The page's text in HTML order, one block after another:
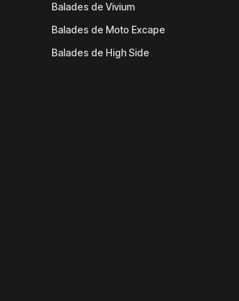
Balades de Vivium
Balades de Moto Excape
Balades de High Side